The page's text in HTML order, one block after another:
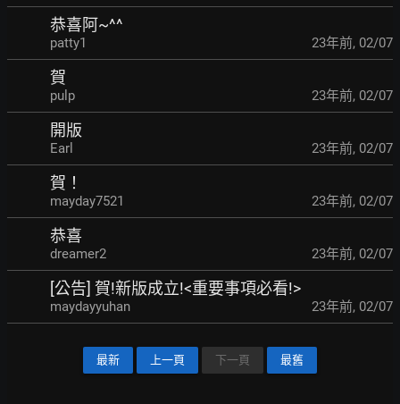
恭喜阿~^^
patty1 23年前, 02/07
賀
pulp 23年前, 02/07
開版
Earl 23年前, 02/07
賀！
mayday7521 23年前, 02/07
恭喜
dreamer2 23年前, 02/07
[公告] 賀!新版成立!<重要事項必看!>
maydayyuhan 23年前, 02/07
最新 上一頁 下一頁 最舊